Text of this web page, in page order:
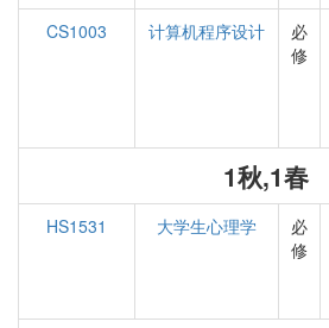
CS1003
计算机程序设计
必
修
1秋,1春
HS1531 大学生心理学
必
修